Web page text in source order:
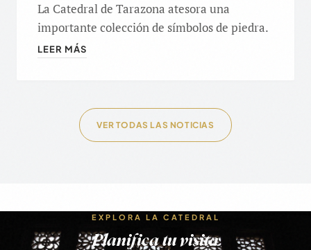
La Catedral de Tarazona atesora una
importante colección de símbolos de piedra.
LEER MÁS
VER TODAS LAS NOTICIAS
EXPLORA LA CATEDRAL
Planifica tu visita